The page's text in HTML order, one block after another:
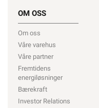
OM OSS
Om oss
Våre varehus
Våre partner
Fremtidens
energiløsninger
Bærekraft
Investor Relations